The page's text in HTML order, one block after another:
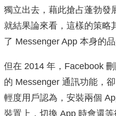
獨立出去，藉此搶占蓬勃發
就結果論來看，這樣的策略
了 Messenger App 本身的
但在 2014 年，Facebook
的 Messenger 通訊功能，
輕度用戶認為，安裝兩個
裝置上，切換 App 時會還